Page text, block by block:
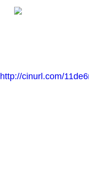
http://cinurl.com/